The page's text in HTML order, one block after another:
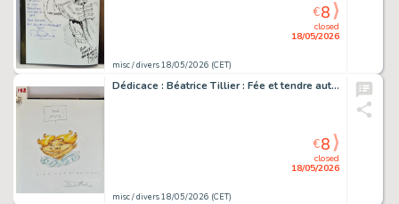
misc / divers 18/05/2026 (CET)
closed
18/05/2026
€8
Dédicace : Béatrice Tillier : Fée et tendre automates "Jam" E.O.…
misc / divers 18/05/2026 (CET)
closed
18/05/2026
€8